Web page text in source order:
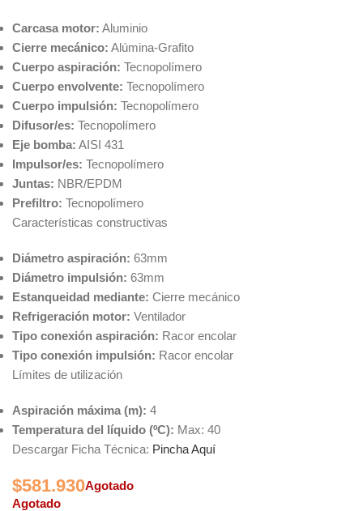
Carcasa motor: Aluminio
Cierre mecánico: Alúmina-Grafito
Cuerpo aspiración: Tecnopolímero
Cuerpo envolvente: Tecnopolímero
Cuerpo impulsión: Tecnopolímero
Difusor/es: Tecnopolímero
Eje bomba: AISI 431
Impulsor/es: Tecnopolímero
Juntas: NBR/EPDM
Prefiltro: Tecnopolímero
Características constructivas
Diámetro aspiración: 63mm
Diámetro impulsión: 63mm
Estanqueidad mediante: Cierre mecánico
Refrigeración motor: Ventilador
Tipo conexión aspiración: Racor encolar
Tipo conexión impulsión: Racor encolar
Límites de utilización
Aspiración máxima (m): 4
Temperatura del líquido (ºC): Max: 40
Descargar Ficha Técnica: Pincha Aquí
$581.930Agotado
Agotado